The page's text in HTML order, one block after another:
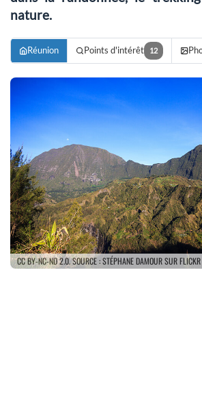
nature.
Réunion Points d'intérêt 12
CC BY-NC-ND 2.0. SOURCE : STÉPHANE DAMOUR SUR